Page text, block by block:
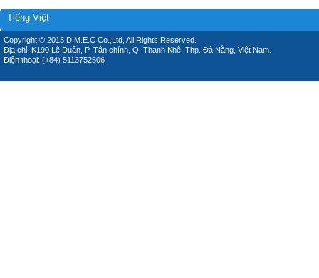
Tiếng Việt
Copyright © 2013 D.M.E.C Co.,Ltd, All Rights Reserved.
Địa chỉ: K190 Lê Duẩn, P. Tân chính, Q. Thanh Khê, Thp. Đà Nẵng, Việt Nam.
Điện thoại: (+84) 5113752506